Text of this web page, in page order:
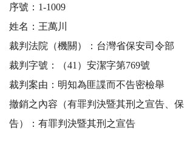
序號：1-1009
姓名：王萬川
裁判法院（機關）：台灣省保安司令部
裁判字號：（41）安潔字第769號
裁判案由：明知為匪諜而不告密檢舉
撤銷之內容（有罪判決暨其刑之宣告、
告）：有罪判決暨其刑之宣告